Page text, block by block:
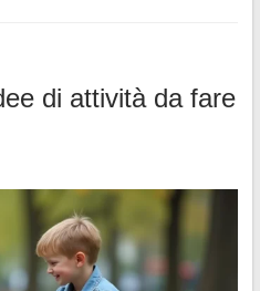
di attività da fare